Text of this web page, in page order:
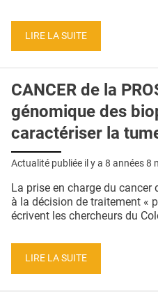
CONDITIONS GÉNÉRALES
CRÉDITS
LIRE LA SUITE
CANCER de la
génomique des
caractériser la
Actualité publiée il y a 8 années 8
La prise en charge du cancer
à la décision de traitement «
écrivent les chercheurs du
LIRE LA SUITE